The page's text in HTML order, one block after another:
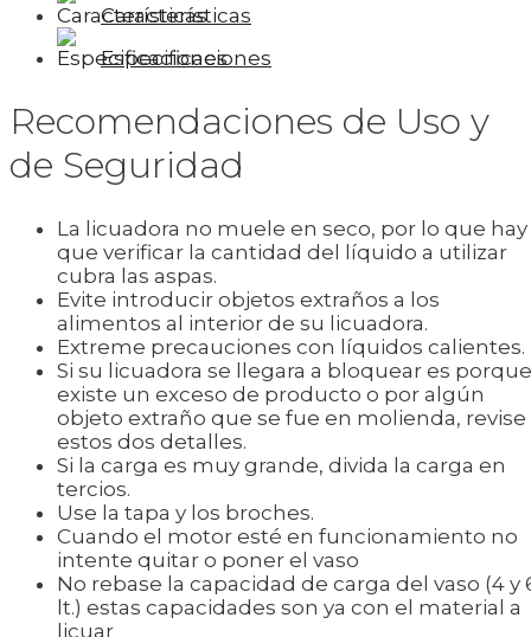
Características
Especificaciones
Recomendaciones de Uso y
de Seguridad
La licuadora no muele en seco, por lo que hay
que verificar la cantidad del líquido a utilizar
cubra las aspas.
Evite introducir objetos extraños a los
alimentos al interior de su licuadora.
Extreme precauciones con líquidos calientes.
Si su licuadora se llegara a bloquear es porque
existe un exceso de producto o por algún
objeto extraño que se fue en molienda, revise
estos dos detalles.
Si la carga es muy grande, divida la carga en
tercios.
Use la tapa y los broches.
Cuando el motor esté en funcionamiento no
intente quitar o poner el vaso
No rebase la capacidad de carga del vaso (4 y
lt.) estas capacidades son ya con el material a
licuar